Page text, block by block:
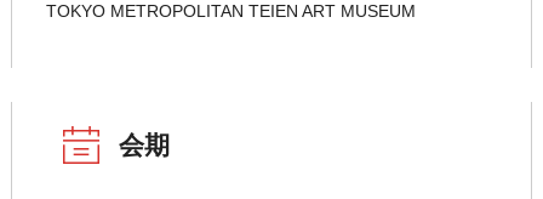
TOKYO METROPOLITAN TEIEN ART MUSEUM
会期